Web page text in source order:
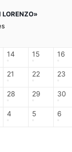
LORENZO»
14 15 16
21 22 23
28 29 30
4 5 6